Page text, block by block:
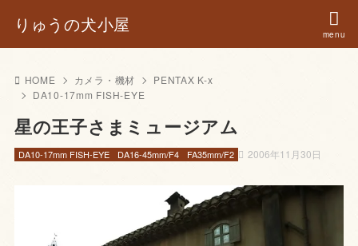
りゅうの犬小屋
HOME カメラ・機材
PENTAX K-x
DA10-17mm FISH-EYE
星の王子さまミュージアム
2006年11月30日
DA10-17mm FISH-EYE DA16-45mm/F4 FA35mm/F2